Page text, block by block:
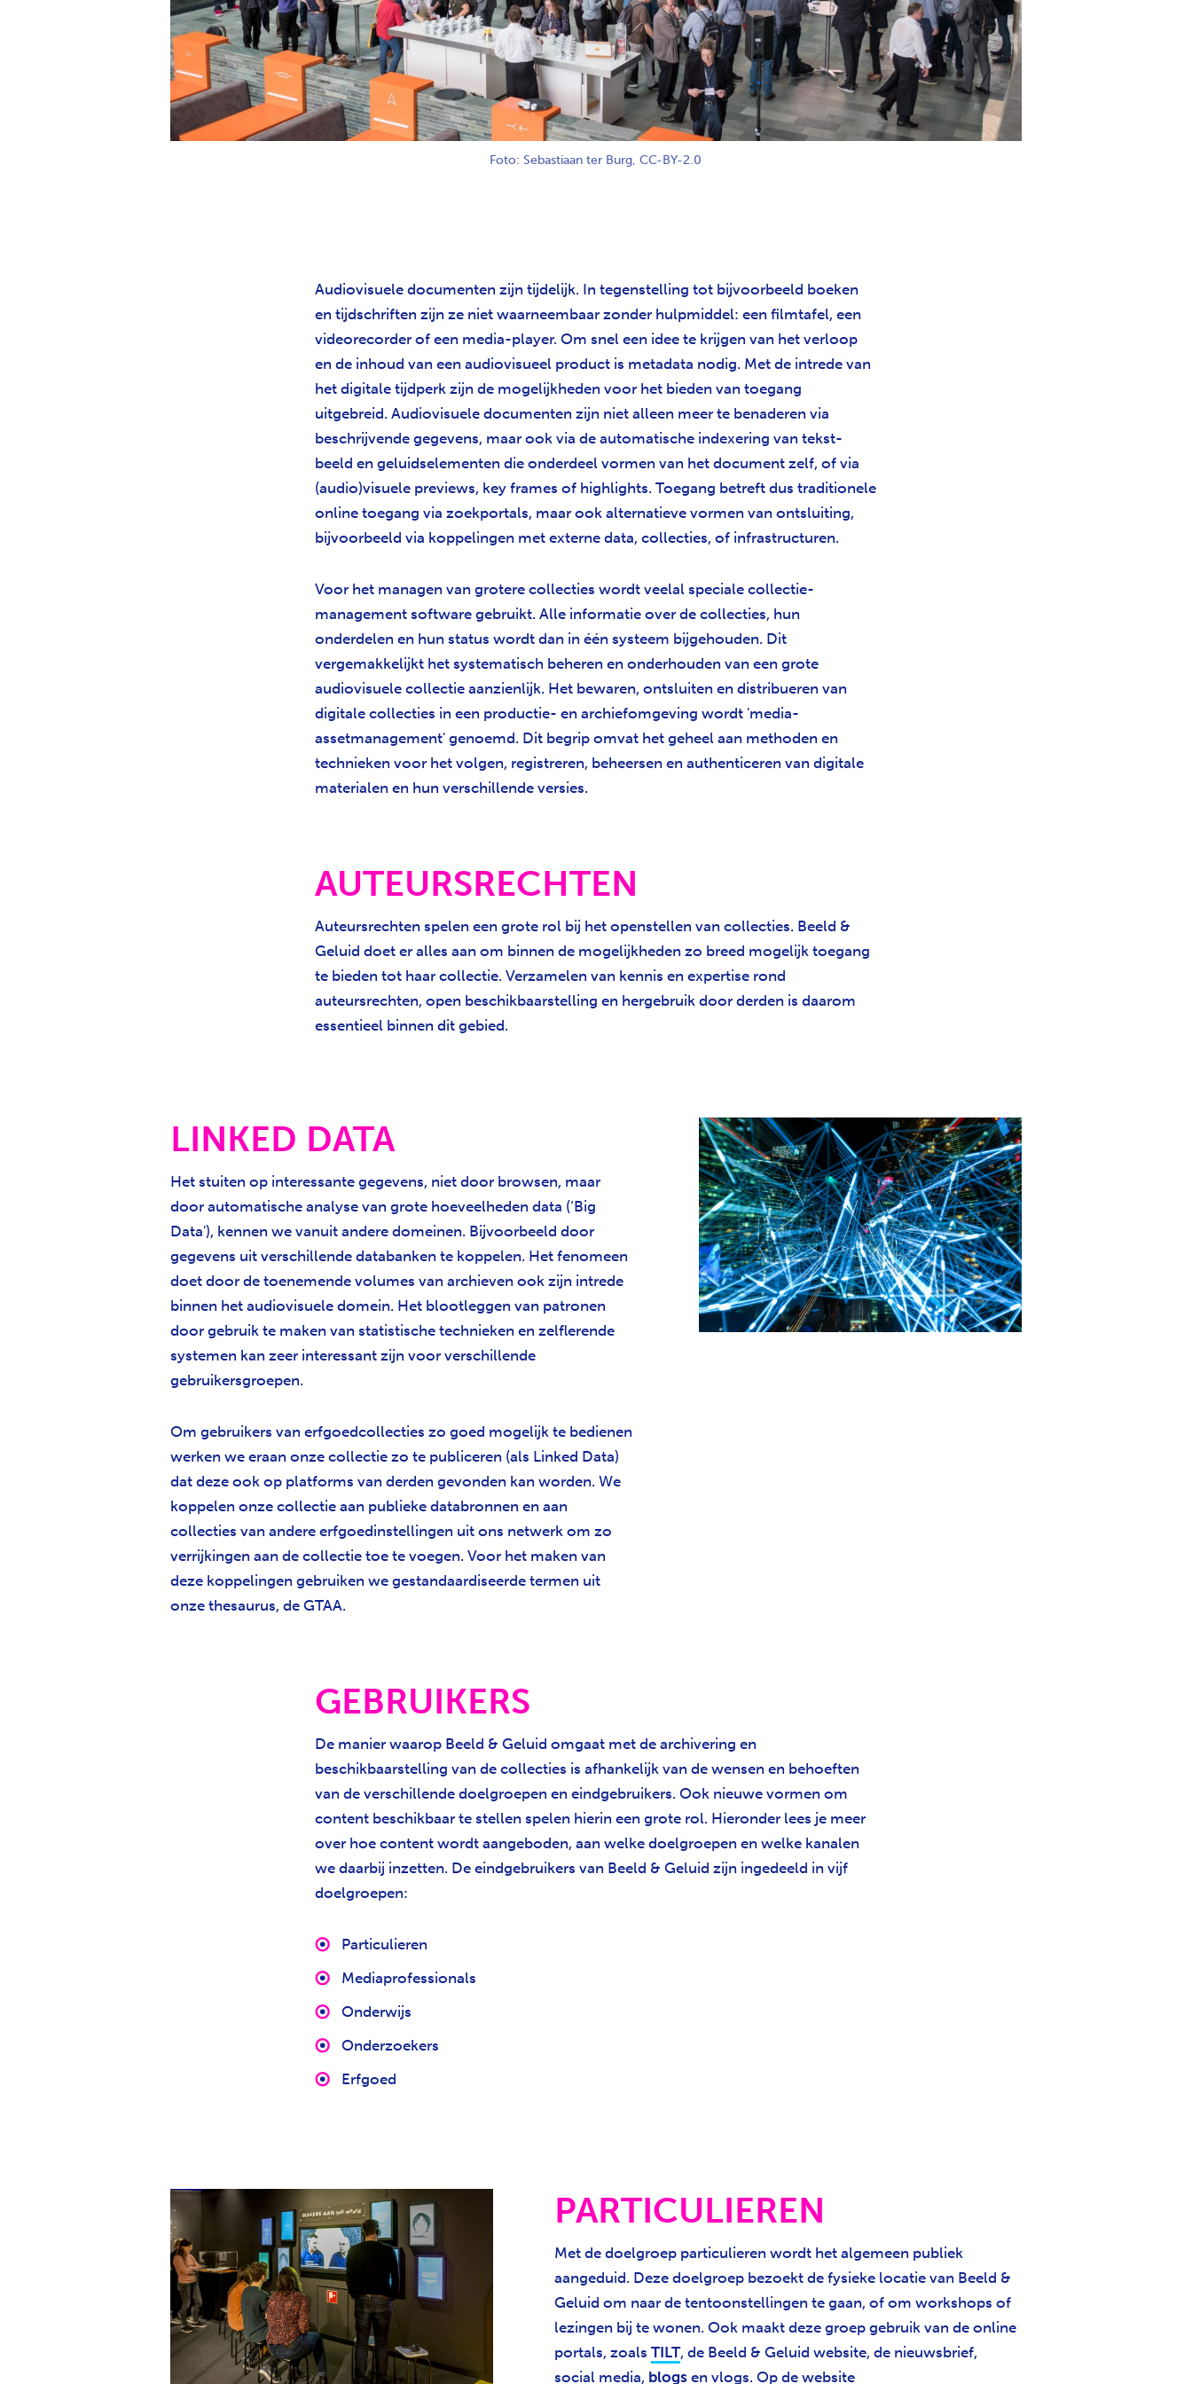
Foto: Sebastiaan ter Burg, CC-BY-2.0
Audiovisuele documenten zijn tijdelijk. In tegenstelling tot bijvoorbeeld boeken
en tijdschriften zijn ze niet waarneembaar zonder hulpmiddel: een filmtafel, een
videorecorder of een media-player. Om snel een idee te krijgen van het verloop
en de inhoud van een audiovisueel product is metadata nodig. Met de intrede van
het digitale tijdperk zijn de mogelijkheden voor het bieden van toegang
uitgebreid. Audiovisuele documenten zijn niet alleen meer te benaderen via
beschrijvende gegevens, maar ook via de automatische indexering van tekst-
beeld en geluidselementen die onderdeel vormen van het document zelf, of via
(audio)visuele previews, key frames of highlights. Toegang betreft dus traditionele
online toegang via zoekportals, maar ook alternatieve vormen van ontsluiting,
bijvoorbeeld via koppelingen met externe data, collecties, of infrastructuren.
Voor het managen van grotere collecties wordt veelal speciale collectie-
management software gebruikt. Alle informatie over de collecties, hun
onderdelen en hun status wordt dan in één systeem bijgehouden. Dit
vergemakkelijkt het systematisch beheren en onderhouden van een grote
audiovisuele collectie aanzienlijk. Het bewaren, ontsluiten en distribueren van
digitale collecties in een productie- en archiefomgeving wordt 'media-
assetmanagement' genoemd. Dit begrip omvat het geheel aan methoden en
technieken voor het volgen, registreren, beheersen en authenticeren van digitale
materialen en hun verschillende versies.
AUTEURSRECHTEN
Auteursrechten spelen een grote rol bij het openstellen van collecties. Beeld &
Geluid doet er alles aan om binnen de mogelijkheden zo breed mogelijk toegang
te bieden tot haar collectie. Verzamelen van kennis en expertise rond
auteursrechten, open beschikbaarstelling en hergebruik door derden is daarom
essentieel binnen dit gebied.
LINKED DATA
Het stuiten op interessante gegevens, niet door browsen, maar
door automatische analyse van grote hoeveelheden data (‘Big
Data'), kennen we vanuit andere domeinen. Bijvoorbeeld door
gegevens uit verschillende databanken te koppelen. Het fenomeen
doet door de toenemende volumes van archieven ook zijn intrede
binnen het audiovisuele domein. Het blootleggen van patronen
door gebruik te maken van statistische technieken en zelflerende
systemen kan zeer interessant zijn voor verschillende
gebruikersgroepen.
Om gebruikers van erfgoedcollecties zo goed mogelijk te bedienen
werken we eraan onze collectie zo te publiceren (als Linked Data)
dat deze ook op platforms van derden gevonden kan worden. We
koppelen onze collectie aan publieke databronnen en aan
collecties van andere erfgoedinstellingen uit ons netwerk om zo
verrijkingen aan de collectie toe te voegen. Voor het maken van
deze koppelingen gebruiken we gestandaardiseerde termen uit
onze thesaurus, de GTAA.
GEBRUIKERS
De manier waarop Beeld & Geluid omgaat met de archivering en
beschikbaarstelling van de collecties is afhankelijk van de wensen en behoeften
van de verschillende doelgroepen en eindgebruikers. Ook nieuwe vormen om
content beschikbaar te stellen spelen hierin een grote rol. Hieronder lees je meer
over hoe content wordt aangeboden, aan welke doelgroepen en welke kanalen
we daarbij inzetten. De eindgebruikers van Beeld & Geluid zijn ingedeeld in vijf
doelgroepen:
Particulieren
Mediaprofessionals
Onderwijs
Onderzoekers
Erfgoed
PARTICULIEREN
Met de doelgroep particulieren wordt het algemeen publiek
aangeduid. Deze doelgroep bezoekt de fysieke locatie van Beeld &
Geluid om naar de tentoonstellingen te gaan, of om workshops of
lezingen bij te wonen. Ook maakt deze groep gebruik van de online
portals, zoalsTILT, de Beeld & Geluid website, de nieuwsbrief,
social media, blogs en vlogs. Op de website